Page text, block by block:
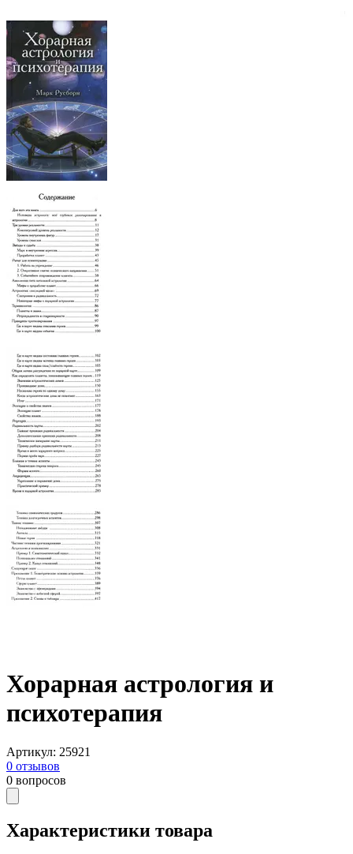
Хорарная астрология и
психотерапия
Артикул: 25921
0 отзывов
0 вопросов
Характеристики товара